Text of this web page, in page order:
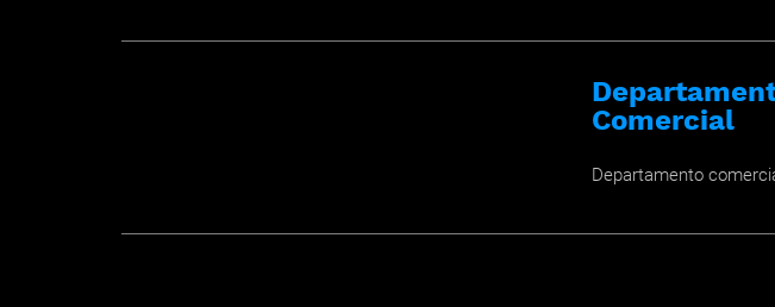
Comercial
Departamento